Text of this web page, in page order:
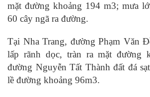
mặt đường khoảng 194 m3; mưa
60 cây ngã ra đường.
Tại Nha Trang, đường Phạm Văn
lấp rãnh dọc, tràn ra mặt đường
đường Nguyễn Tất Thành đất đá
lề đường khoảng 96m3.